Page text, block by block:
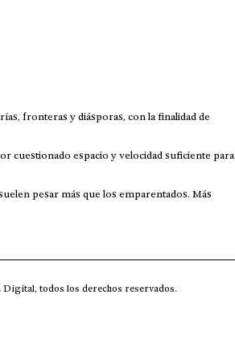
fronteras y diásporas, con la finalidad de
cuestionado espacio y velocidad suficiente para
pesar más que los emparentados. Más
Digital, todos los derechos reservados.